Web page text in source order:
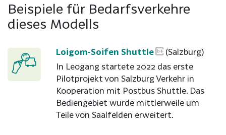
Beispiele für Bedarfsverkehre
dieses Modells
Loigom-Soifen Shuttle
(Salzburg)
In Leogang startete 2022 das erste
Pilotprojekt von Salzburg Verkehr in
Kooperation mit Postbus Shuttle. Das
Bediengebiet wurde mittlerweile um
Teile von Saalfelden erweitert.